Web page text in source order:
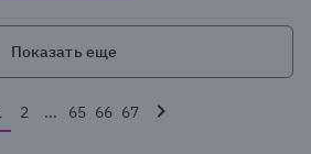
Показать еще
2 ... 65 66 67